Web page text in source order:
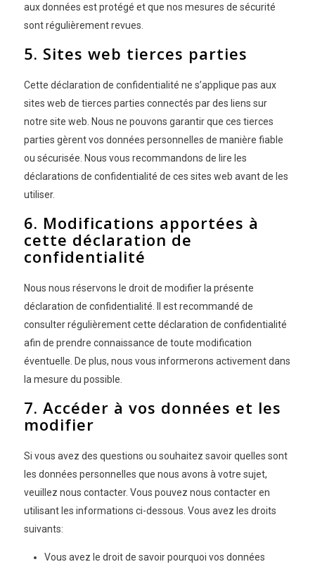
aux données est protégé et que nos mesures de sécurité
sont régulièrement revues.
5. Sites web tierces parties
Cette déclaration de confidentialité ne s’applique pas aux
sites web de tierces parties connectés par des liens sur
notre site web. Nous ne pouvons garantir que ces tierces
parties gèrent vos données personnelles de manière fiable
ou sécurisée. Nous vous recommandons de lire les
déclarations de confidentialité de ces sites web avant de les
utiliser.
6. Modifications apportées à
cette déclaration de
confidentialité
Nous nous réservons le droit de modifier la présente
déclaration de confidentialité. Il est recommandé de
consulter régulièrement cette déclaration de confidentialité
afin de prendre connaissance de toute modification
éventuelle. De plus, nous vous informerons activement dans
la mesure du possible.
7. Accéder à vos données et les
modifier
Si vous avez des questions ou souhaitez savoir quelles sont
les données personnelles que nous avons à votre sujet,
veuillez nous contacter. Vous pouvez nous contacter en
utilisant les informations ci-dessous. Vous avez les droits
suivants:
Vous avez le droit de savoir pourquoi vos données